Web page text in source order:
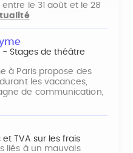
le 31 août et le 28
- Stages de théâtre
à Paris propose des
les vacances,
de communication,
TVA sur les frais
liés à un mauvais